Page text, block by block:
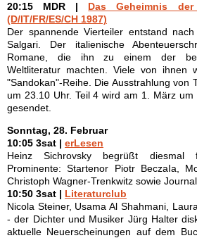
20:15 MDR | Das Geheimnis
(D/IT/FR/ES/CH 1987)
Der spannende Vierteiler entstand
Salgari. Der italienische
Romane, die ihn zu einem der
Weltliteratur machten. Viele von ihnen
"Sandokan"-Reihe. Die Ausstrahlung von
um 23.10 Uhr. Teil 4 wird am 1. März
gesendet.
Sonntag, 28. Februar
10:05 3sat | erLesen
Heinz Sichrovsky begrüßt diesmal
Prominente: Startenor Piotr BeczaIa,
Christoph Wagner-Trenkwitz sowie
10:50 3sat | Literaturclub
Nicola Steiner, Usama Al Shahmani,
- der Dichter und Musiker Jürg Halter
aktuelle Neuerscheinungen auf dem